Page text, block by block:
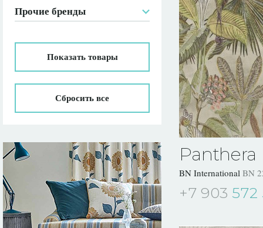
Прочие бренды
Показатьтовары
Сбросить все
Panthera
BN International BN
+7 903 572